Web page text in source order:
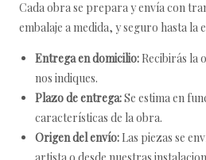
Cada obra se prepara y envía con
embalaje a medida, y seguro hasta la
Entrega en domicilio: Recibirás la
nos indiques.
Plazo de entrega:Se estima en
características de la obra.
Origen del envío: Las piezas se